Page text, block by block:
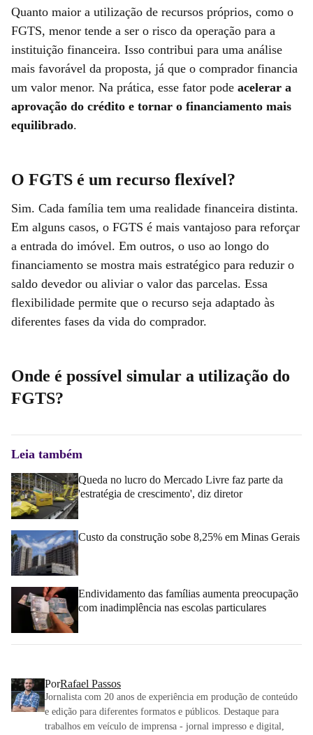
Quanto maior a utilização de recursos próprios, como o
FGTS, menor tende a ser o risco da operação para a
instituição financeira. Isso contribui para uma análise
mais favorável da proposta, já que o comprador financia
um valor menor. Na prática, esse fator pode acelerar a
aprovação do crédito e tornar o financiamento mais
equilibrado.
O FGTS é um recurso flexível?
Sim. Cada família tem uma realidade financeira distinta.
Em alguns casos, o FGTS é mais vantajoso para reforçar
a entrada do imóvel. Em outros, o uso ao longo do
financiamento se mostra mais estratégico para reduzir o
saldo devedor ou aliviar o valor das parcelas. Essa
flexibilidade permite que o recurso seja adaptado às
diferentes fases da vida do comprador.
Onde é possível simular a utilização do
FGTS?
Leia também
Queda no lucro do Mercado Livre faz parte da
'estratégia de crescimento', diz diretor
Custo da construção sobe 8,25% em Minas Gerais
Endividamento das famílias aumenta preocupação
com inadimplência nas escolas particulares
PorRafael Passos
Jornalista com 20 anos de experiência em produção de conteúdo
e edição para diferentes formatos e públicos. Destaque para
trabalhos em veículo de imprensa - jornal impresso e digital,